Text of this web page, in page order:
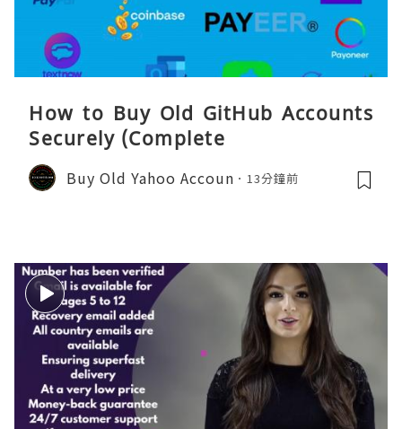
How to Buy Old GitHub Accounts
Securely (Complete
Buy Old Yahoo Accoun 13分鐘前